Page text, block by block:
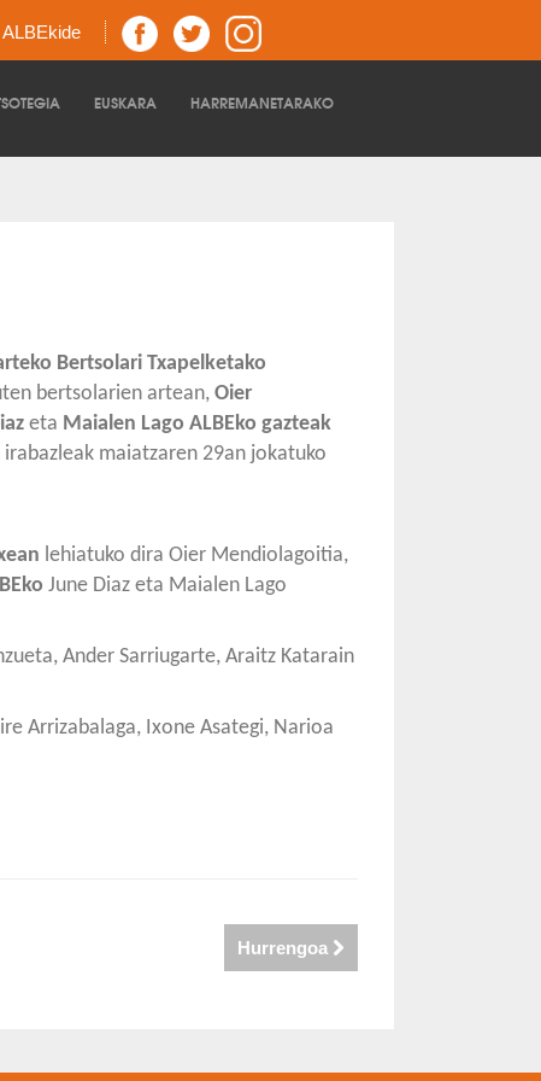
EUSKARA HARREMANETARAKO
Bertsolari Txapelketako
bertsolarien artean, Oier
eta Maialen Lago ALBEko gazteak
maiatzaren 29an jokatuko
lehiatuko dira Oier Mendiolagoitia,
June Diaz eta Maialen Lago
Ander Sarriugarte, Araitz Katarain
Arrizabalaga, Ixone Asategi, Narioa
Hurrengoa